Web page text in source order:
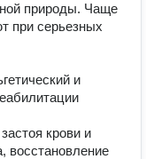
природы. Чаще
при серьезных
и
крови и
восстановление